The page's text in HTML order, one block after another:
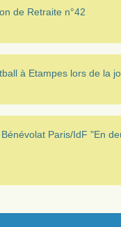
de Retraite n°42
à Etampes lors de la
Paris/IdF "En